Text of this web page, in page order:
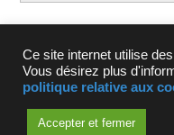
MENTIONS LÉGALES
SCIENTIFIQUE EN
Ce site internet utilise
Vous désirez plus
politique relative aux
Accepter et fermer